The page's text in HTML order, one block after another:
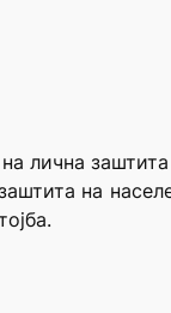
лична
на